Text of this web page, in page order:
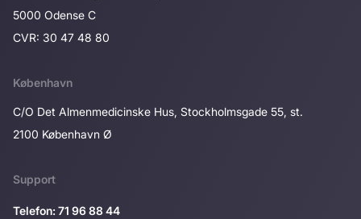
5000 Odense C
CVR: 30 47 48 80
København
C/O Det Almenmedicinske Hus, Stockholmsgade 55, st.
2100 København Ø
Support
Telefon: 71 96 88 44